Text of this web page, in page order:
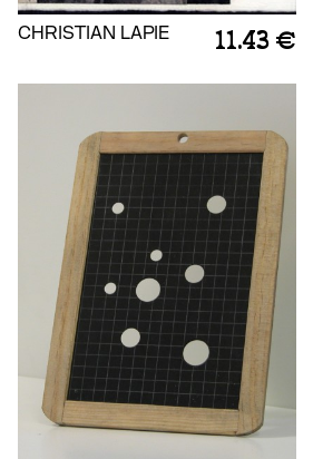
CHRISTIAN LAPIE 11.43 €